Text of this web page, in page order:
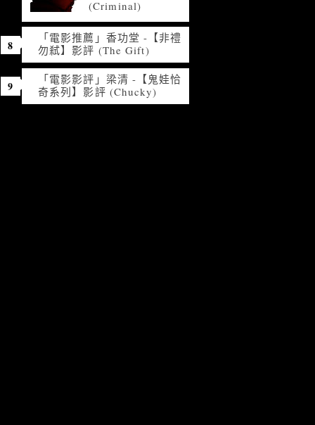
(Criminal)
「電影推薦」香功堂 -【非禮
勿弒】影評 (The Gift)
「電影影評」梁清 -【鬼娃恰
奇系列】影評 (Chucky)